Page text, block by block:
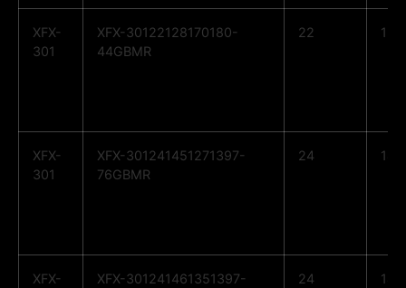
XFX-
301
XFX-30122128170180-
44GBMR
22 12
XFX-
301
XFX-301241451271397-
76GBMR
24 14
XFX-
XFX-301241461351397-
24 14